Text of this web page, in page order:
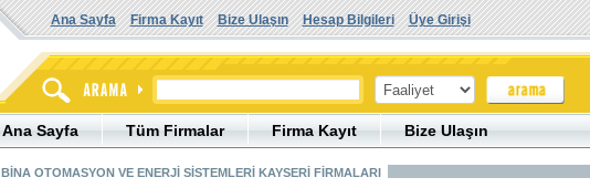
Ana Sayfa Firma Kayıt Bize Ulaşın Hesap Bilgileri Üye Girişi
Ana Sayfa Tüm Firmalar Firma Kayıt Bize Ulaşın
BİNA OTOMASYON VE ENERJİ SİSTEMLERİ KAYSERİ FİRMALARI